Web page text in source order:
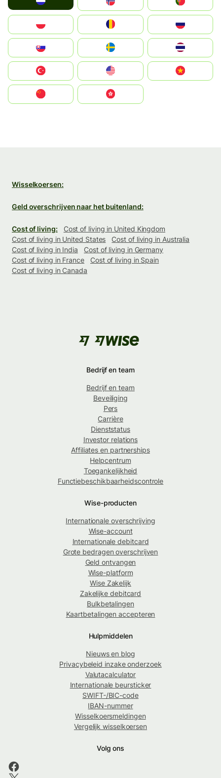
United States
中國香港特別行政區
Wisselkoersen:
Geld overschrijven naar het buitenland:
Cost of living:
Cost of living in United Kingdom
Cost of living in United States
Cost of living in Australia
Cost of living in India
Cost of living in Germany
Cost of living in France
Cost of living in Spain
Cost of living in Canada
Bedrijf en team
Bedrijf en team
Beveiliging
Pers
Carrière
Dienststatus
Investor relations
Affiliates en partnerships
Helpcentrum
Toegankelijkheid
Functiebeschikbaarheidscontrole
Wise-producten
Internationale overschrijving
Wise-account
Internationale debitcard
Grote bedragen overschrijven
Geld ontvangen
Wise-platform
Wise Zakelijk
Zakelijke debitcard
Bulkbetalingen
Kaartbetalingen accepteren
Hulpmiddelen
Nieuws en blog
Privacybeleid inzake onderzoek
Valutacalculator
Internationale beursticker
SWIFT-/BIC-code
IBAN-nummer
Wisselkoersmeldingen
Vergelijk wisselkoersen
Volg ons